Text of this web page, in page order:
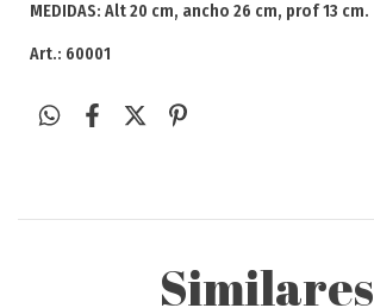
MEDIDAS: Alt 20 cm, ancho 26 cm, prof 13 cm.
Art.: 60001
Similares